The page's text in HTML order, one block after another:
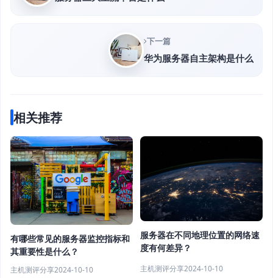
下一篇
华为服务器自主架构是什么
相关推荐
有哪些常见的服务器监控指标和
其重要性是什么？
主机测评分享2024-10-10
服务器在不同地理位置的网络速
度有何差异？
主机测评分享2024-10-10